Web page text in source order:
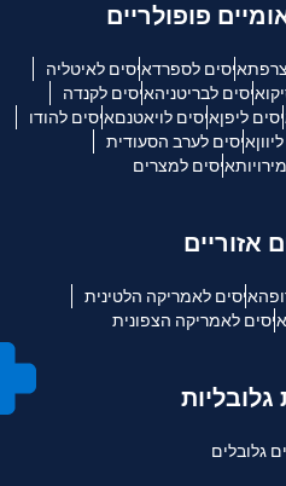
פופולריים
איסים לספרדאיסים לאיטליה
איסים לבריטניהאיסים לקנדה
ליפןאיסים לויאטנםאיסים להודו
איסים לערב הסעודית
איסים למצרים
אזוריים
איסים לאמריקה הלטינית
איסים לאמריקה הצפונית
גלובליות
גלובלים